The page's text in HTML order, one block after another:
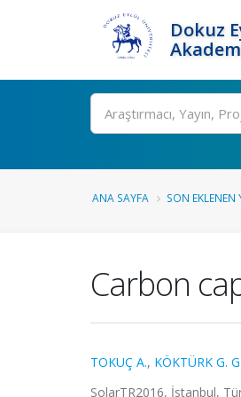
Dokuz
Ara
ANA SAYFA SON EKLENEN
Carbon
TOKUÇ A., KÖKTÜRK G. G.
SolarTR2016, İstanbul,